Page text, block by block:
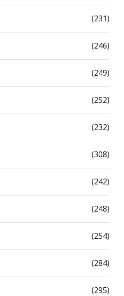
(231)
(246)
(249)
(252)
(232)
(308)
(242)
(248)
(254)
(284)
(295)